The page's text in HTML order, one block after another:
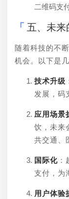
二维码支
五、未来
随着科技的不
机会。以下是
技术升级
发展，码
应用场景
饮，未来
共交通、
国际化
支付，为
用户体验